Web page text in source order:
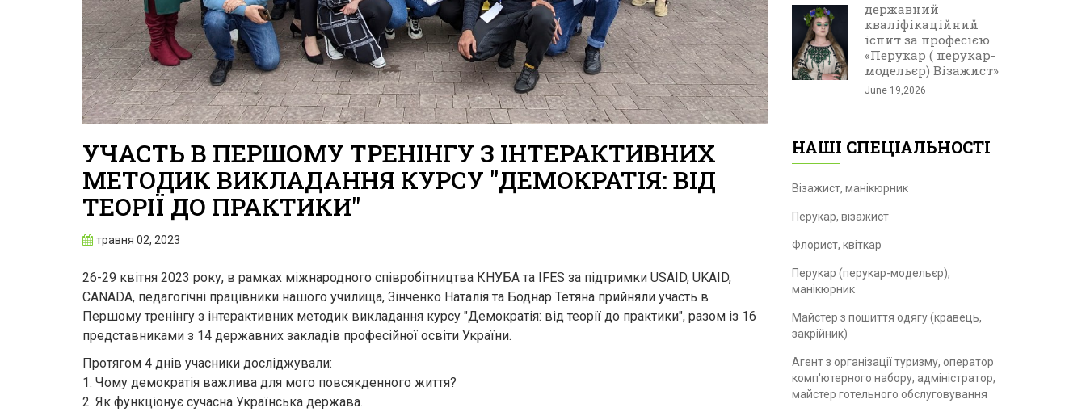
УЧАСТЬ В ПЕРШОМУ ТРЕНІНГУ З ІНТЕРАКТИВНИХ
МЕТОДИК ВИКЛАДАННЯ КУРСУ "ДЕМОКРАТІЯ: ВІД
ТЕОРІЇ ДО ПРАКТИКИ"
травня 02, 2023
26-29 квітня 2023 року, в рамках міжнародного співробітництва КНУБА та IFES за підтримки USAID, UKAID,
CANADA, педагогічні працівники нашого училища, Зінченко Наталія та Боднар Тетяна прийняли участь в
Першому тренінгу з інтерактивних методик викладання курсу "Демократія: від теорії до практики", разом із 16
представниками з 14 державних закладів професійної освіти України.
Протягом 4 днів учасники досліджували:
1. Чому демократія важлива для мого повсякденного життя?
2. Як функціонує сучасна Українська держава.
державний
кваліфікаційний
іспит за професією
«Перукар ( перукар-
модельєр) Візажист»
June 19,2026
НАШІ СПЕЦІАЛЬНОСТІ
Візажист, манікюрник
Перукар, візажист
Флорист, квіткар
Перукар (перукар-модельєр),
манікюрник
Майстер з пошиття одягу (кравець,
закрійник)
Агент з організації туризму, оператор
комп'ютерного набору, адміністратор,
майстер готельного обслуговування